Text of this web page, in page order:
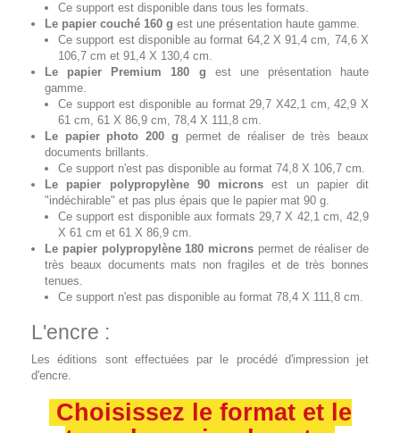
Ce support est disponible dans tous les formats.
Le papier couché 160 g est une présentation haute gamme.
Ce support est disponible au format 64,2 X 91,4 cm, 74,6 X
106,7 cm et 91,4 X 130,4 cm.
Le papier Premium 180 g est une présentation haute
gamme.
Ce support est disponible au format 29,7 X42,1 cm, 42,9 X
61 cm, 61 X 86,9 cm, 78,4 X 111,8 cm.
Le papier photo 200 g permet de réaliser de très beaux
documents brillants.
Ce support n'est pas disponible au format 74,8 X 106,7 cm.
Le papier polypropylène 90 microns est un papier dit
"indéchirable" et pas plus épais que le papier mat 90 g.
Ce support est disponible aux formats 29,7 X 42,1 cm, 42,9
X 61 cm et 61 X 86,9 cm.
Le papier polypropylène 180 microns permet de réaliser de
très beaux documents mats non fragiles et de très bonnes
tenues.
Ce support n'est pas disponible au format 78,4 X 111,8 cm.
L'encre :
Les éditions sont effectuées par le procédé d'impression jet
d'encre.
Choisissez le format et le